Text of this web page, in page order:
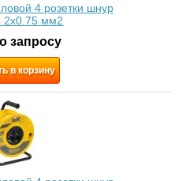
4 розетки шнур
мм2
запросу
в корзину